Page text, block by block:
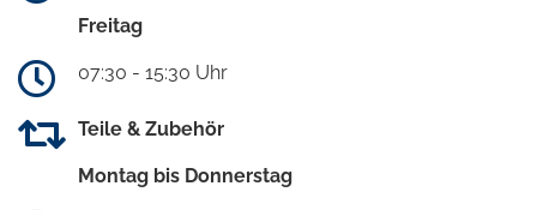
Freitag
07:30 - 15:30 Uhr
Teile & Zubehör
Montag bis Donnerstag